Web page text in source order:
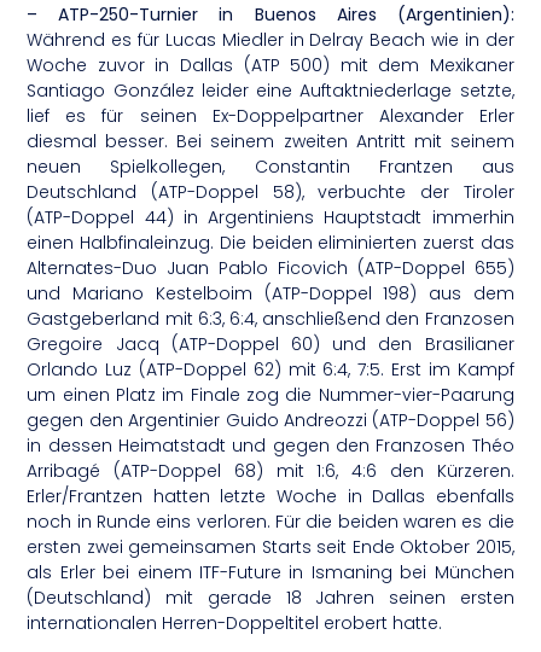
– ATP-250-Turnier in Buenos Aires (Argentinien):
Während es für Lucas Miedler in Delray Beach wie in der
Woche zuvor in Dallas (ATP 500) mit dem Mexikaner
Santiago González leider eine Auftaktniederlage setzte,
lief es für seinen Ex-Doppelpartner Alexander Erler
diesmal besser. Bei seinem zweiten Antritt mit seinem
neuen Spielkollegen, Constantin Frantzen aus
Deutschland (ATP-Doppel 58), verbuchte der Tiroler
(ATP-Doppel 44) in Argentiniens Hauptstadt immerhin
einen Halbfinaleinzug. Die beiden eliminierten zuerst das
Alternates-Duo Juan Pablo Ficovich (ATP-Doppel 655)
und Mariano Kestelboim (ATP-Doppel 198) aus dem
Gastgeberland mit 6:3, 6:4, anschließend den Franzosen
Gregoire Jacq (ATP-Doppel 60) und den Brasilianer
Orlando Luz (ATP-Doppel 62) mit 6:4, 7:5. Erst im Kampf
um einen Platz im Finale zog die Nummer-vier-Paarung
gegen den Argentinier Guido Andreozzi (ATP-Doppel 56)
in dessen Heimatstadt und gegen den Franzosen Théo
Arribagé (ATP-Doppel 68) mit 1:6, 4:6 den Kürzeren.
Erler/Frantzen hatten letzte Woche in Dallas ebenfalls
noch in Runde eins verloren. Für die beiden waren es die
ersten zwei gemeinsamen Starts seit Ende Oktober 2015,
als Erler bei einem ITF-Future in Ismaning bei München
(Deutschland) mit gerade 18 Jahren seinen ersten
internationalen Herren-Doppeltitel erobert hatte.